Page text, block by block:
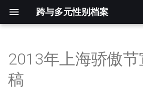
跨与多元性别档案
开
摘要
2013年上海骄傲节
稿